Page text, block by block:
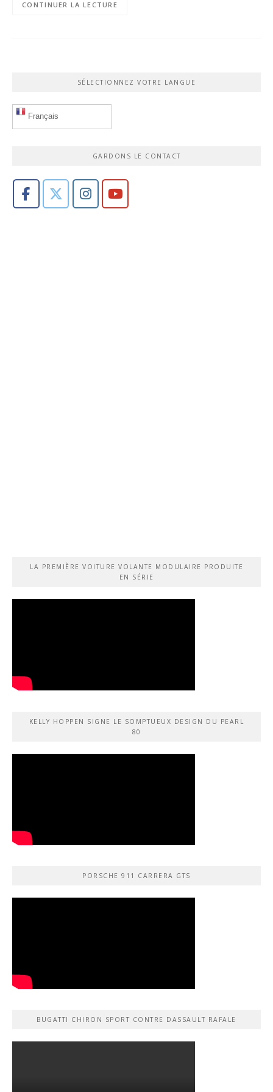
CONTINUER LA LECTURE
SÉLECTIONNEZ VOTRE LANGUE
Français
GARDONS LE CONTACT
LA PREMIÈRE VOITURE VOLANTE MODULAIRE PRODUITE
EN SÉRIE
KELLY HOPPEN SIGNE LE SOMPTUEUX DESIGN DU PEARL
80
PORSCHE 911 CARRERA GTS
BUGATTI CHIRON SPORT CONTRE DASSAULT RAFALE